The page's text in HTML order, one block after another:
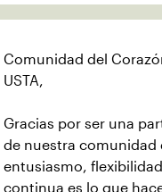
Comunidad del
USTA,
Gracias por ser una
de nuestra comunidad
entusiasmo,
continua es lo que